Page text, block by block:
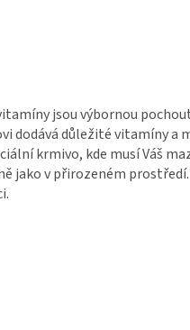
jsou výbornou
dodává důležité vitamíny a
krmivo, kde musí Váš
jako v přirozeném